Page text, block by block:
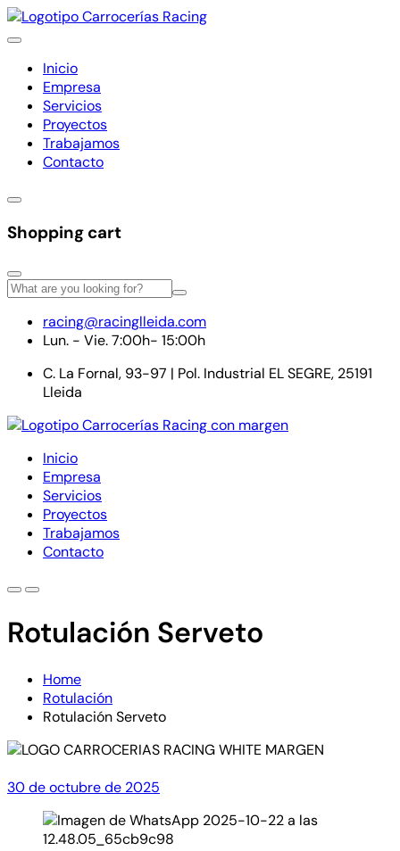
Inicio
Empresa
Servicios
Proyectos
Trabajamos
Contacto
Shopping cart
racing@racinglleida.com
Lun. - Vie. 7:00h- 15:00h
C. La Fornal, 93-97 | Pol. Industrial EL SEGRE, 25191
Lleida
Inicio
Empresa
Servicios
Proyectos
Trabajamos
Contacto
Rotulación Serveto
Home
Rotulación
Rotulación Serveto
30 de octubre de 2025